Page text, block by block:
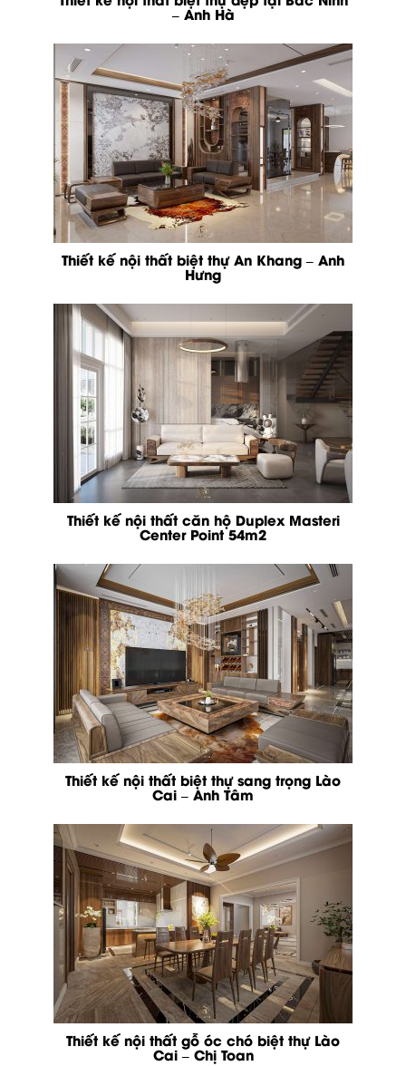
– Anh Hà
Thiết kế nội thất biệt thự An Khang – Anh
Hưng
Thiết kế nội thất căn hộ Duplex Masteri
Center Point 54m2
Thiết kế nội thất biệt thự sang trọng Lào
Cai – Anh Tâm
Thiết kế nội thất gỗ óc chó biệt thự Lào
Cai – Chị Toan